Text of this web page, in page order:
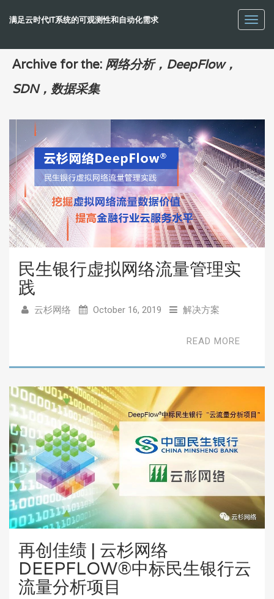
满足云时代IT系统的可观测性和自动化需求
Archive for the: 网络分析，DeepFlow，
SDN，数据采集
民生银行虚拟网络流量管理实
践
云杉网络 October 16, 2019 解决方案
READ MORE
再创佳绩 | 云杉网络
DEEPFLOW®中标民生银行云
流量分析项目